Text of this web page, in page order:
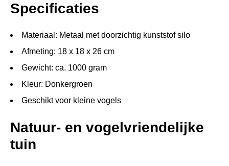
Specificaties
Materiaal: Metaal met doorzichtig kunststof silo
Afmeting: 18 x 18 x 26 cm
Gewicht: ca. 1000 gram
Kleur: Donkergroen
Geschikt voor kleine vogels
Natuur- en vogelvriendelijke
tuin